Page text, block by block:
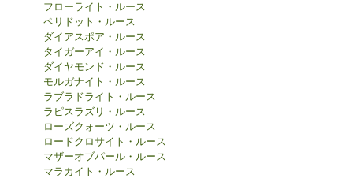
フローライト・ルース
ペリドット・ルース
ダイアスポア・ルース
タイガーアイ・ルース
ダイヤモンド・ルース
モルガナイト・ルース
ラブラドライト・ルース
ラピスラズリ・ルース
ローズクォーツ・ルース
ロードクロサイト・ルース
マザーオブパール・ルース
マラカイト・ルース